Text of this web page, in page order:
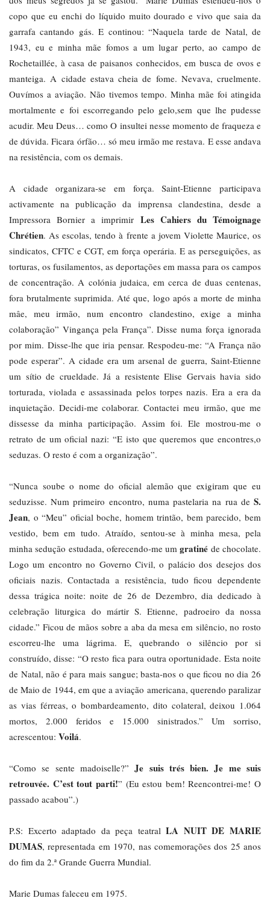
copo que eu enchi do líquido muito dourado e vivo que saia da
garrafa cantando gás. E continou: “Naquela tarde de Natal, de
1943, eu e minha mãe fomos a um lugar perto, ao campo de
Rochetaillée, à casa de paisanos conhecidos, em busca de ovos e
manteiga. A cidade estava cheia de fome. Nevava, cruelmente.
Ouvímos a aviação. Não tivemos tempo. Minha mãe foi atingida
mortalmente e foi escorregando pelo gelo,sem que lhe pudesse
acudir. Meu Deus… como O insultei nesse momento de fraqueza e
de dúvida. Ficara órfão… só meu irmão me restava. E esse andava
na resistência, com os demais.
A cidade organizara-se em força. Saint-Etienne participava
activamente na publicação da imprensa clandestina, desde a
Impressora Bornier a imprimir Les Cahiers du Témoignage
Chrétien. As escolas, tendo à frente a jovem Violette Maurice, os
sindicatos, CFTC e CGT, em força operária. E as perseguições, as
torturas, os fusilamentos, as deportações em massa para os campos
de concentração. A colónia judaica, em cerca de duas centenas,
fora brutalmente suprimida. Até que, logo após a morte de minha
mâe, meu irmão, num encontro clandestino, exige a minha
colaboração” Vingança pela França”. Disse numa força ignorada
por mim. Disse-lhe que iria pensar. Respodeu-me: “A França não
pode esperar”. A cidade era um arsenal de guerra, Saint-Etienne
um sítio de crueldade. Já a resistente Elise Gervais havia sido
torturada, violada e assassinada pelos torpes nazis. Era a era da
inquietação. Decidi-me colaborar. Contactei meu irmão, que me
dissesse da minha participação. Assim foi. Ele mostrou-me o
retrato de um oficial nazi: “E isto que queremos que encontres,o
seduzas. O resto é com a organização”.
“Nunca soube o nome do oficial alemão que exigiram que eu
seduzisse. Num primeiro encontro, numa pastelaria na rua deS.
Jean, o “Meu” oficial boche, homem trintão, bem parecido, bem
vestido, bem em tudo. Atraído, sentou-se à minha mesa, pela
minha sedução estudada, oferecendo-me umgratiné de chocolate.
Logo um encontro no Governo Civil, o palácio dos desejos dos
oficiais nazis. Contactada a resistência, tudo ficou dependente
dessa trágica noite: noite de 26 de Dezembro, dia dedicado à
celebração liturgica do mártir S. Etienne, padroeiro da nossa
cidade.” Ficou de mãos sobre a aba da mesa em silêncio, no rosto
escorreu-lhe uma lágrima. E, quebrando o silêncio por si
construído, disse: “O resto fica para outra oportunidade. Esta noite
de Natal, não é para mais sangue; basta-nos o que ficou no dia 26
de Maio de 1944, em que a aviação americana, querendo paralizar
as vias férreas, o bombardeamento, dito colateral, deixou 1.064
mortos, 2.000 feridos e 15.000 sinistrados.” Um sorriso,
acrescentou: Voilá.
“Como se sente madoiselle?”Je suis trés bien. Je me suis
retrouvée. C’est tout parti!” (Eu estou bem! Reencontrei-me! O
passado acabou”.)
P.S: Excerto adaptado da peça teatralLA NUIT DE MARIE
DUMAS, representada em 1970, nas comemorações dos 25 anos
do fim da 2.ª Grande Guerra Mundial.
Marie Dumas faleceu em 1975.